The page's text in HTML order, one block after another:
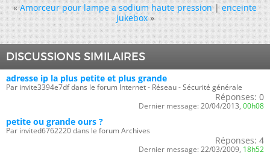
« Amorceur pour lampe a sodium haute pression|enceinte
jukebox »
DISCUSSIONS SIMILAIRES
adresse ip la plus petite et plus grande
Par invite3394e7df dans le forum Internet - Réseau - Sécurité générale
Réponses: 0
Dernier message: 20/04/2013, 00h08
petite ou grande ours ?
Par invited6762220 dans le forum Archives
Réponses: 4
Dernier message: 22/03/2009, 18h52